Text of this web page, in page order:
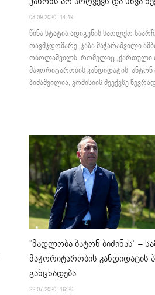
08.09.2020. 14:19
წინა სტატია ადიგენის საოლქო
თავმჯდომარე, ჯაბა მაჭარაშვილი
ობოლაშვილს, რომელიც „ქართული
მაჟორიტარობის კანდიდატის,
ბიძაშვილია, კომისიის მეექვსე
“მადლობა ბატონ ბიძინას” –
მაჟორიტარობის კანდიდატის
განცხადება
22.07.2020. 16:26